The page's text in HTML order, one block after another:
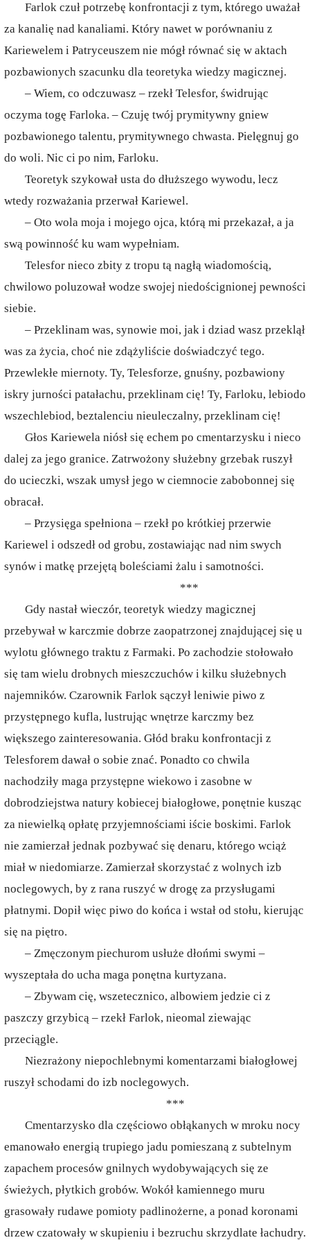
Farlok czuł potrzebę konfrontacji z tym, którego uważał
za kanalię nad kanaliami. Który nawet w porównaniu z
Kariewelem i Patryceuszem nie mógł równać się w aktach
pozbawionych szacunku dla teoretyka wiedzy magicznej.
– Wiem, co odczuwasz – rzekł Telesfor, świdrując
oczyma togę Farloka. – Czuję twój prymitywny gniew
pozbawionego talentu, prymitywnego chwasta. Pielęgnuj go
do woli. Nic ci po nim, Farloku.
Teoretyk szykował usta do dłuższego wywodu, lecz
wtedy rozważania przerwał Kariewel.
– Oto wola moja i mojego ojca, którą mi przekazał, a ja
swą powinność ku wam wypełniam.
Telesfor nieco zbity z tropu tą nagłą wiadomością,
chwilowo poluzował wodze swojej niedoścignionej pewności
siebie.
– Przeklinam was, synowie moi, jak i dziad wasz przeklął
was za życia, choć nie zdążyliście doświadczyć tego.
Przewlekłe miernoty. Ty, Telesforze, gnuśny, pozbawiony
iskry jurności patałachu, przeklinam cię! Ty, Farloku, lebiodo
wszechlebiod, beztalenciu nieuleczalny, przeklinam cię!
Głos Kariewela niósł się echem po cmentarzysku i nieco
dalej za jego granice. Zatrwożony służebny grzebak ruszył
do ucieczki, wszak umysł jego w ciemnocie zabobonnej się
obracał.
– Przysięga spełniona – rzekł po krótkiej przerwie
Kariewel i odszedł od grobu, zostawiając nad nim swych
synów i matkę przejętą boleściami żalu i samotności.
***
Gdy nastał wieczór, teoretyk wiedzy magicznej
przebywał w karczmie dobrze zaopatrzonej znajdującej się u
wylotu głównego traktu z Farmaki. Po zachodzie stołowało
się tam wielu drobnych mieszczuchów i kilku służebnych
najemników. Czarownik Farlok sączył leniwie piwo z
przystępnego kufla, lustrując wnętrze karczmy bez
większego zainteresowania. Głód braku konfrontacji z
Telesforem dawał o sobie znać. Ponadto co chwila
nachodziły maga przystępne wiekowo i zasobne w
dobrodziejstwa natury kobiecej białogłowe, ponętnie kusząc
za niewielką opłatę przyjemnościami iście boskimi. Farlok
nie zamierzał jednak pozbywać się denaru, którego wciąż
miał w niedomiarze. Zamierzał skorzystać z wolnych izb
noclegowych, by z rana ruszyć w drogę za przysługami
płatnymi. Dopił więc piwo do końca i wstał od stołu, kierując
się na piętro.
– Zmęczonym piechurom usłuże dłońmi swymi –
wyszeptała do ucha maga ponętna kurtyzana.
– Zbywam cię, wszetecznico, albowiem jedzie ci z
paszczy grzybicą – rzekł Farlok, nieomal ziewając
przeciągle.
Niezrażony niepochlebnymi komentarzami białogłowej
ruszył schodami do izb noclegowych.
***
Cmentarzysko dla częściowo obłąkanych w mroku nocy
emanowało energią trupiego jadu pomieszaną z subtelnym
zapachem procesów gnilnych wydobywających się ze
świeżych, płytkich grobów. Wokół kamiennego muru
grasowały rudawe pomioty padlinożerne, a ponad koronami
drzew czatowały w skupieniu i bezruchu skrzydlate łachudry.